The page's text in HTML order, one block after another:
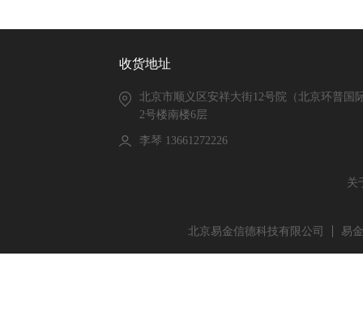
收货地址
北京市顺义区安祥大街12号院（北京环普国
2号楼南楼6层
李琴 13661272226
关
北京易金信德科技有限公司 易